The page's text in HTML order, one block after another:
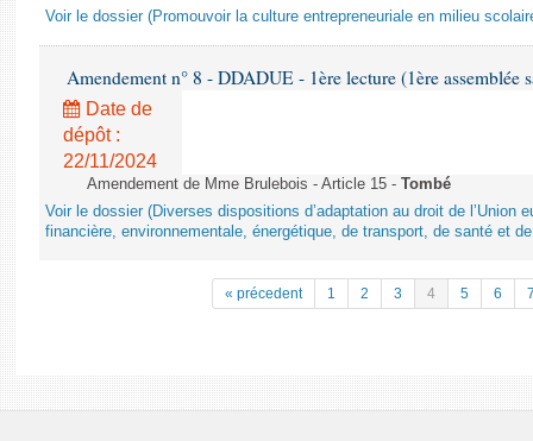
Voir le dossier (Promouvoir la culture entrepreneuriale en milieu
Amendement n° 8 - DDADUE - 1ère lecture (1ère assemblée
Date de
dépôt :
22/11/2024
Amendement de Mme Brulebois - Article 15 - Tombé
Voir le dossier (Diverses dispositions d’adaptation au droit de l’Union
financière, environnementale, énergétique, de transport, de santé et
« précedent 1 2 3 4 5 6